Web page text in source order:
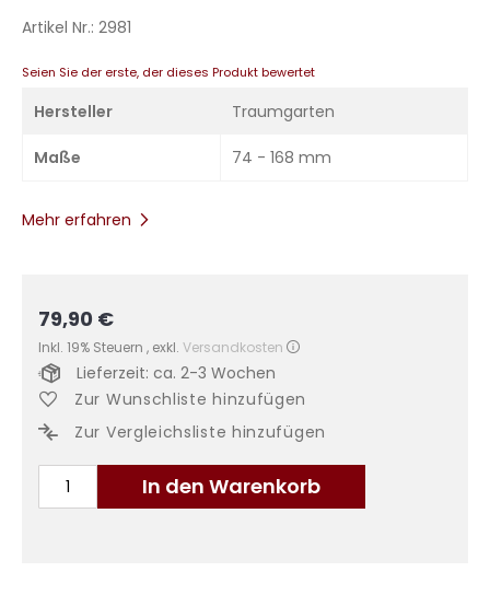
Artikel Nr.: 2981
Seien Sie der erste, der dieses Produkt bewertet
Hersteller Traumgarten
Maße 74 - 168 mm
Mehr erfahren
79,90 €
Inkl. 19% Steuern , exkl. Versandkosten
In den Warenkorb
Lieferzeit: ca. 2-3 Wochen
Zur Wunschliste hinzufügen
Zur Vergleichsliste hinzufügen